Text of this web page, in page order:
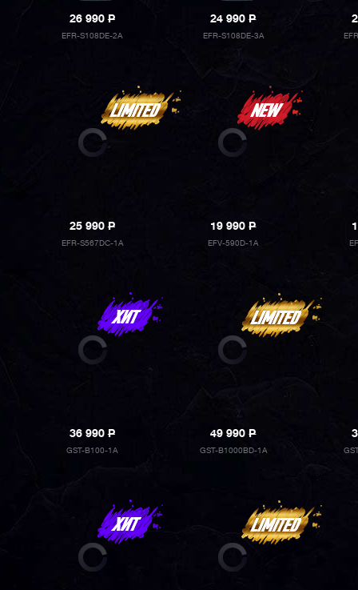
26 990P
EFR-S108DE-2A
24 990P
EFR-S108DE-3A
25 990P
EFR-S567DC-1A
19 990P
EFV-590D-1A
36 990P
GST-B100-1A
49 990P
GST-B1000BD-1A